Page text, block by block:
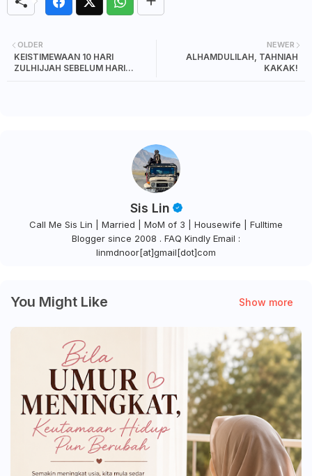
NEWER
ALHAMDULILAH, TAHNIAH
KAKAK!
OLDER
KEISTIMEWAAN 10 HARI
ZULHIJJAH SEBELUM HARI
Sis Lin
Call Me Sis Lin | Married | MoM of 3 | Housewife | Fulltime
Blogger since 2008 . FAQ Kindly Email :
linmdnoor[at]gmail[dot]com
You Might Like Show more